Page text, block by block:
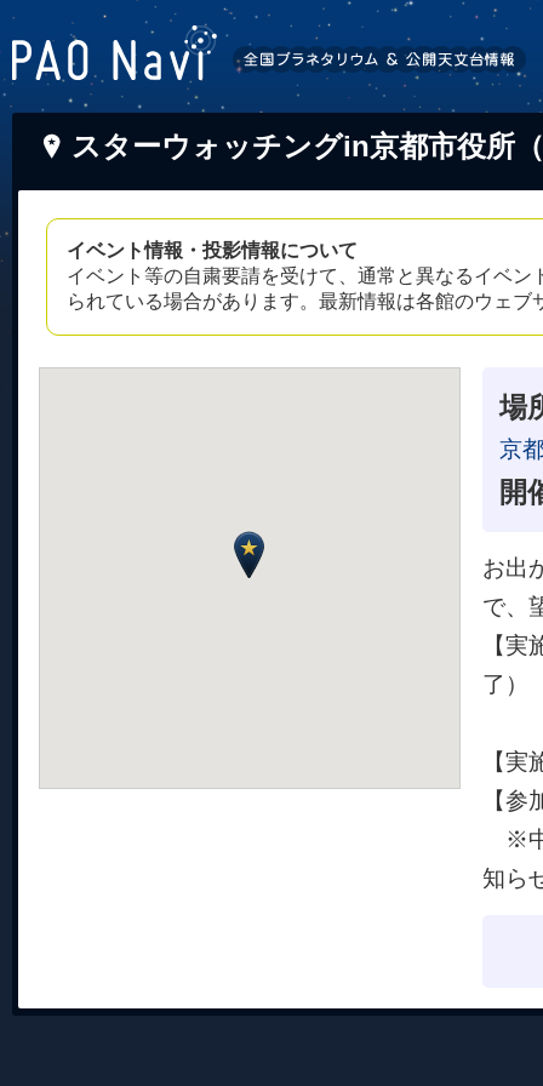
スターウォッチングin京都市役
イベント情報・投影情報について
イベント等の自粛要請を受けて、通常と異なるイベ
られている場合があります。最新情報は各館のウェ
場
京
開
お出
で、
【
了）
【
【参
※中
知ら